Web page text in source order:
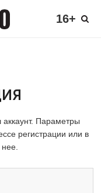
16+
Параметры
регистрации или в